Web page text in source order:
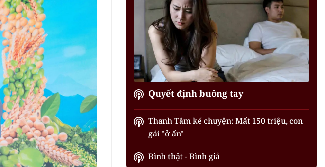
Quyết định buông tay
Thanh Tâm kể chuyện: Mất 150 triệu, con
gái "ở ẩn"
Bình thật - Bình giả